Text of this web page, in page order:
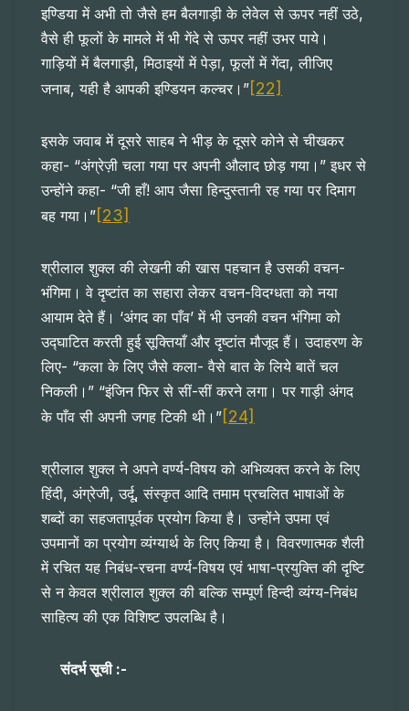
इण्डिया में अभी तो जैसे हम बैलगाड़ी के लेवेल से ऊपर नहीं उठे,
वैसे ही फूलों के मामले में भी गेंदे से ऊपर नहीं उभर पाये।
गाड़ियों में बैलगाड़ी, मिठाइयों में पेड़ा, फूलों में गेंदा, लीजिए
जनाब, यही है आपकी इण्डियन कल्चर।” [22]
इसके जवाब में दूसरे साहब ने भीड़ के दूसरे कोने से चीखकर
कहा- “अंग्रेज़ी चला गया पर अपनी औलाद छोड़ गया।” इधर से
उन्होंने कहा- “जी हाँ! आप जैसा हिन्दुस्तानी रह गया पर दिमाग
बह गया।” [23]
श्रीलाल शुक्ल की लेखनी की खास पहचान है उसकी वचन-
भंगिमा। वे दृष्टांत का सहारा लेकर वचन-विदग्धता को नया
आयाम देते हैं। ‘अंगद का पाँव’ में भी उनकी वचन भंगिमा को
उद्घाटित करती हुई सूक्तियाँ और दृष्टांत मौजूद हैं। उदाहरण के
लिए- “कला के लिए जैसे कला- वैसे बात के लिये बातें चल
निकली।” “इंजिन फिर से सीं-सीं करने लगा। पर गाड़ी अंगद
के पाँव सी अपनी जगह टिकी थी।” [24]
श्रीलाल शुक्ल ने अपने वर्ण्य-विषय को अभिव्यक्त करने के लिए
हिंदी, अंग्रेजी, उर्दू, संस्कृत आदि तमाम प्रचलित भाषाओं के
शब्दों का सहजतापूर्वक प्रयोग किया है। उन्होंने उपमा एवं
उपमानों का प्रयोग व्यंग्यार्थ के लिए किया है। विवरणात्मक शैली
में रचित यह निबंध-रचना वर्ण्य-विषय एवं भाषा-प्रयुक्ति की दृष्टि
से न केवल श्रीलाल शुक्ल की बल्कि सम्पूर्ण हिन्दी व्यंग्य-निबंध
साहित्य की एक विशिष्ट उपलब्धि है।
संदर्भ सूची :-